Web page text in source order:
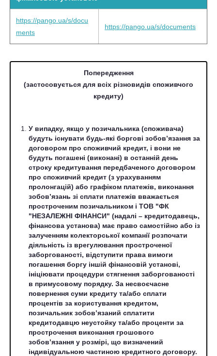
https://pango.ua/s/docu
ments
https://pango.ua/s/documents
Попередження
(застосовується для всіх різновидів споживчого
кредиту)
У випадку, якщо у позичальника (споживача)
будуть існувати будь-які боргові зобов’язання за
договором про споживчий кредит, і вони не
будуть погашені (виконані) в останній день
строку кредитування передбаченого договором
про споживчий кредит (з урахуванням
пролонгацій) або графіком платежів, виконання
зобов’язань зі сплати платежів вважається
простроченим позичальником і ТОВ "ФК
"НЕЗАЛЕЖНІ ФІНАНСИ" (надалі – кредитодавець,
фінансова установа) має право самостійно або із
залученням колекторської компанії розпочати
діяльність із врегулювання простроченої
заборгованості, відступити права вимоги
погашення боргу іншій фінансовій установі,
ініціювати процедури стягнення заборгованості
в примусовому порядку. За несвоєчасне
повернення суми кредиту та/або сплати
процентів за користування кредитом,
позичальник зобов’язаний сплатити
кредитодавцю неустойку та/або проценти за
прострочення виконання грошового
зобов’язання у розмірі, що визначений
індивідуальною частиною кредитного договору.